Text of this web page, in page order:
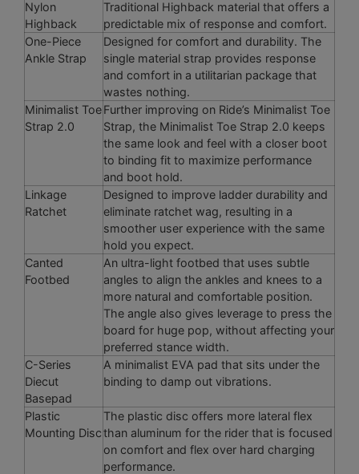
Nylon
Highback
Traditional Highback material that offers a
predictable mix of response and comfort.
One-Piece
Ankle Strap
Designed for comfort and durability. The
single material strap provides response
and comfort in a utilitarian package that
wastes nothing.
Minimalist Toe
Strap 2.0
Further improving on Ride’s Minimalist Toe
Strap, the Minimalist Toe Strap 2.0 keeps
the same look and feel with a closer boot
to binding fit to maximize performance
and boot hold.
Linkage
Ratchet
Designed to improve ladder durability and
eliminate ratchet wag, resulting in a
smoother user experience with the same
hold you expect.
Canted
Footbed
An ultra-light footbed that uses subtle
angles to align the ankles and knees to a
more natural and comfortable position.
The angle also gives leverage to press the
board for huge pop, without affecting your
preferred stance width.
C-Series
Diecut
Basepad
A minimalist EVA pad that sits under the
binding to damp out vibrations.
Plastic
Mounting Disc
The plastic disc offers more lateral flex
than aluminum for the rider that is focused
on comfort and flex over hard charging
performance.